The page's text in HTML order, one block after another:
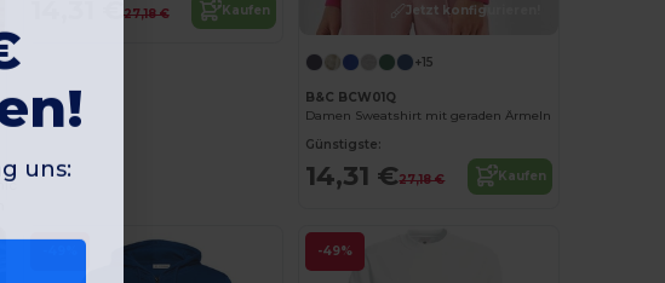
27,18 € Kaufen Jetzt konfigurieren!
+15
B&C BCW01Q
Damen Sweatshirt mit geraden Ärmeln
Günstigste:
14,31 €27,18 € Kaufen
-49%
uns: